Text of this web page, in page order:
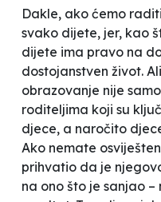
Dakle, ako ćemo
svako dijete, jer, kao
dijete ima pravo na
dostojanstven život.
obrazovanje nije
roditeljima koji su
djece, a naročito
Ako nemate
prihvatio da je
na ono što je sanjao